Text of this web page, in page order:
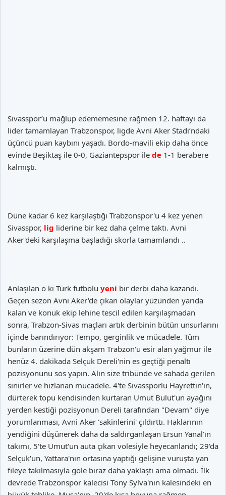
Sivasspor’u mağlup edememesine rağmen 12. haftayı da
lider tamamlayan Trabzonspor, ligde Avni Aker Stadı’ndaki
üçüncü puan kaybını yaşadı. Bordo-mavili ekip daha önce
evinde Beşiktaş ile 0-0, Gaziantepspor ile de 1-1 berabere
kalmıştı.
Düne kadar 6 kez karşılaştığı Trabzonspor'u 4 kez yenen
Sivasspor, lig liderine bir kez daha çelme taktı. Avni
Aker'deki karşılaşma başladığı skorla tamamlandı ..
Anlaşılan o ki Türk futbolu yeni bir derbi daha kazandı.
Geçen sezon Avni Aker'de çıkan olaylar yüzünden yarıda
kalan ve konuk ekip lehine tescil edilen karşılaşmadan
sonra, Trabzon-Sivas maçları artık derbinin bütün unsurlarını
içinde barındırıyor: Tempo, gerginlik ve mücadele. Tüm
bunların üzerine dün akşam Trabzon'u esir alan yağmur ile
henüz 4. dakikada Selçuk Dereli'nin es geçtiği penaltı
pozisyonunu sos yapın. Alın size tribünde ve sahada gerilen
sinirler ve hızlanan mücadele. 4'te Sivassporlu Hayrettin'in,
dürterek topu kendisinden kurtaran Umut Bulut'un ayağını
yerden kestiği pozisyonun Dereli tarafından "Devam" diye
yorumlanması, Avni Aker 'sakinlerini' çıldırttı. Haklarının
yendiğini düşünerek daha da saldırganlaşan Ersun Yanal'ın
takımı, 5'te Umut'un auta çıkan volesiyle heyecanlandı; 29'da
Selçuk'un, Yattara'nın ortasına yaptığı gelişine vuruşta yan
fileye takılmasıyla gole biraz daha yaklaştı ama olmadı. İlk
devrede Trabzonspor kalecisi Tony Sylva'nın kalesindeki en